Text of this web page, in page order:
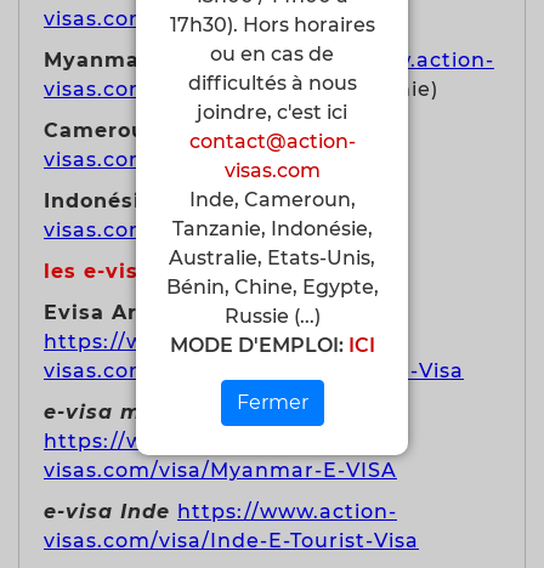
17h30). Hors horaires
ou en cas de
difficultés à nous
joindre, c'est ici
contact@action-
visas.com
Inde, Cameroun,
Tanzanie, Indonésie,
Australie, Etats-Unis,
Bénin, Chine, Egypte,
Russie (...)
MODE D'EMPLOI:ICI
Fermer
visas.com/visa/Thailande
Myanmar-Birmanie:https://www.action-
visas.com/visa/Myanmar-(Birmanie)
Cameroun :
https://www.action-
visas.com/visa/Cameroun
Indonésie:
https://www.action-
visas.com/visa/Indonesie
les e-visas
Evisa Arabie Saoudite :
https://www.action-
visas.com/visa/Arabie-Saoudite-e-Visa
e-visa myanmar Birmanie
https://www.action-
visas.com/visa/Myanmar-E-VISA
e-visa Inde https://www.action-
visas.com/visa/Inde-E-Tourist-Visa